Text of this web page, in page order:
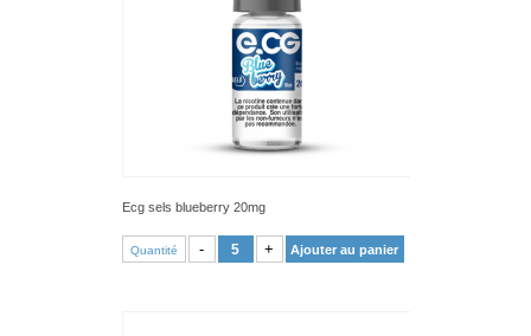
Ecg sels blueberry 20mg
Quantité - + Ajouter au panier